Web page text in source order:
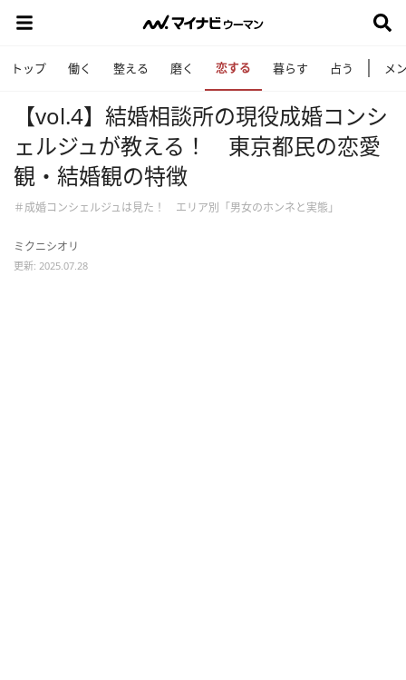
トップ 働く 整える 磨く 恋する 暮らす 占う メ
【vol.4】結婚相談所の現役成婚コンシ
ェルジュが教える！ 東京都民の恋愛
観・結婚観の特徴
＃成婚コンシェルジュは見た！ エリア別「男女のホンネと実態」
ミクニシオリ
更新: 2025.07.28